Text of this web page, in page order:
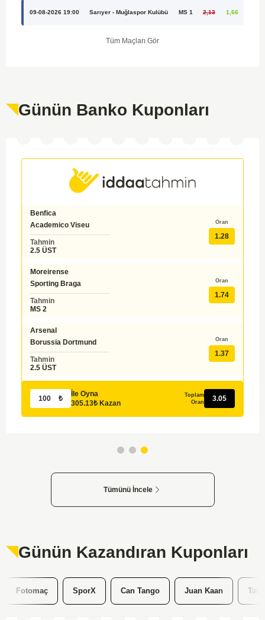
09-08-2026 19:00 Sarıyer - Muğlaspor Kulübü MS 1 2,13 1,66
Tüm Maçları Gör
Günün Banko Kuponları
Sparta Rotterdam
Feyenoord
Tahmin
Groningen
Utrecht
Tahmin
PEC Zwolle
Tahmin
₺
İle Oyna
281.77₺ Kazan
Toplam
2.82
Tümünü İncele
Günün Kazandıran Kuponları
SporX Can Tango Juan Kaan Tahminkolik